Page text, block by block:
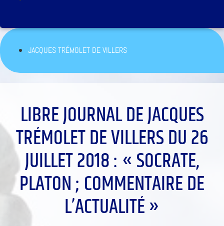
JACQUES TRÉMOLET DE VILLERS
LIBRE JOURNAL DE JACQUES
TRÉMOLET DE VILLERS DU 26
JUILLET 2018 : « SOCRATE,
PLATON ; COMMENTAIRE DE
L’ACTUALITÉ »